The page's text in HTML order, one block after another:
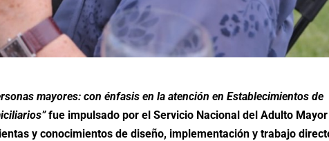
mayores: con énfasis en la atención en Establecimientos de
fue impulsado por el Servicio Nacional del Adulto Mayor
y conocimientos de diseño, implementación y trabajo